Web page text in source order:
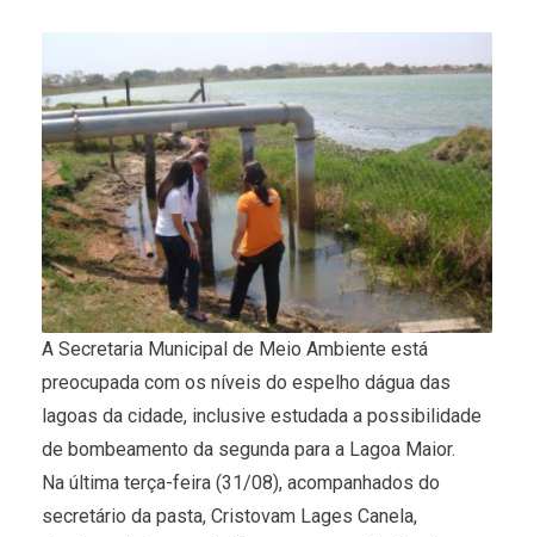
A Secretaria Municipal de Meio Ambiente está
preocupada com os níveis do espelho dágua das
lagoas da cidade, inclusive estudada a possibilidade
de bombeamento da segunda para a Lagoa Maior.
Na última terça-feira (31/08), acompanhados do
secretário da pasta, Cristovam Lages Canela,